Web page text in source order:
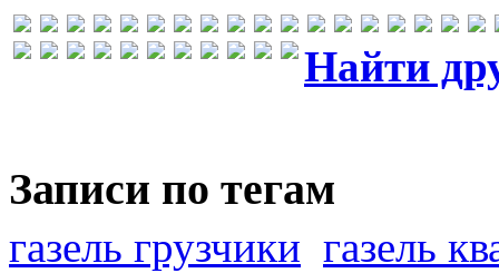
Найти
Записи по тегам
газель грузчики газель